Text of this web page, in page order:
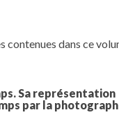
contenues dans ce
Sa représentation
par la